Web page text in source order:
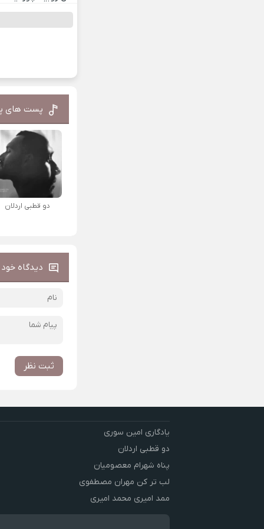
پست های
دو قطبی اردلان
دیدگاه خود
ثبت نظر
یادگاری امین سوری
دو قطبی اردلان
پناه شهرام معصومیان
لب تر کن مهران مصطفوی
ممد امیری محمد امیری